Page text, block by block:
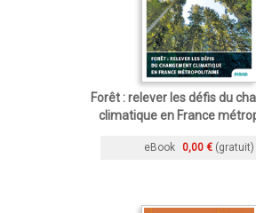
Forêt : relever les défis du
climatique en France
eBook 0,00 € (gratuit)